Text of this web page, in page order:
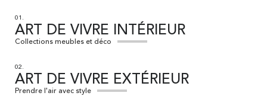
01.
ART DE VIVRE INTÉRIEUR
Collections meubles et déco
02.
ART DE VIVRE EXTÉRIEUR
Prendre l'air avec style